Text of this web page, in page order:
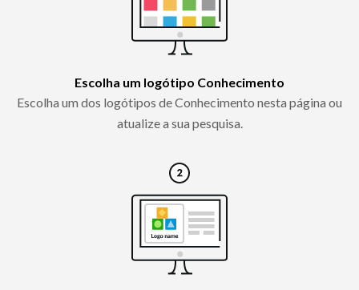
Escolha um logótipo Conhecimento
Escolha um dos logótipos de Conhecimento nesta página ou
atualize a sua pesquisa.